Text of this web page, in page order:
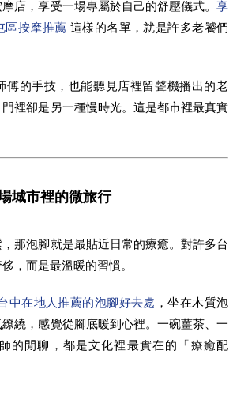
店，享受一場專屬於自己的舒壓儀式。 享
區按摩推薦 這樣的名單，就是許多老饕們
傅的手技，也能聽見店裡留聲機播出的老
裡卻是另一種慢時光。這是都市裡最真實
城市裡的微旅行
那泡腳就是最貼近日常的療癒。對許多台
，而是最溫暖的習慣。
中在地人推薦的泡腳好去處 ，坐在木質泡
繞，感覺從腳底暖到心裡。一碗薑茶、一
的閒聊，都是文化裡最實在的「療癒配